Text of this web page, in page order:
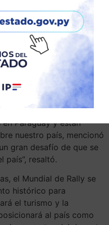
los 250.000
el Mundial de Rally
6 mejores marcas de
La presencia de estas
mundial en nuestro
prestigio que ha
automotrices ya
Paraguay y están
nuestro país, mencionó
gran desafío de que se
país”, resaltó.
el Mundial de Rally se
histórico para
el turismo y la
al país como